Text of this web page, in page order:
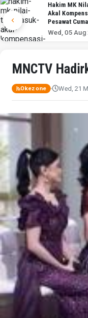
Hakim MK
Akal
Pesawat
Ribu
Wed, 05
MNCTV
Okezone Wed, 21